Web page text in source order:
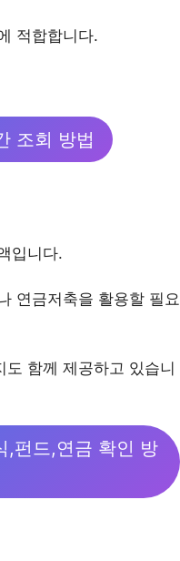
적합합니다.
조회 방법
입니다.
연금저축을 활용할 필요
함께 제공하고 있습니
,펀드,연금 확인 방